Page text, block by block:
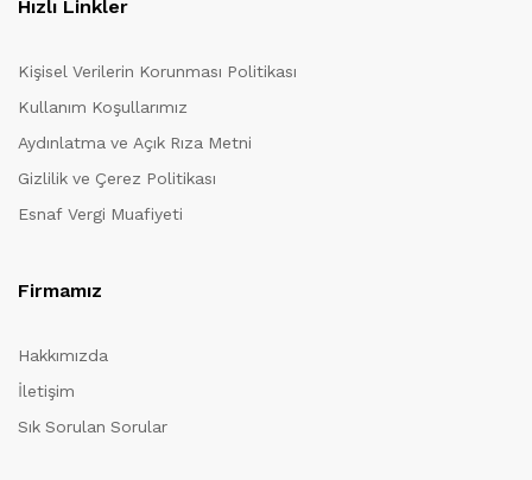
Hızlı Linkler
Kişisel Verilerin Korunması Politikası
Kullanım Koşullarımız
Aydınlatma ve Açık Rıza Metni
Gizlilik ve Çerez Politikası
Esnaf Vergi Muafiyeti
Firmamız
Hakkımızda
İletişim
Sık Sorulan Sorular